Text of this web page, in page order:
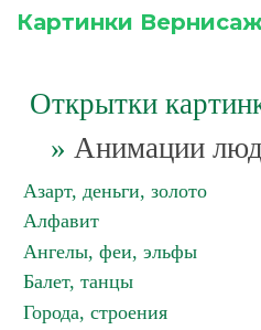
Картинки
Открытки
» Анимации
Азарт, деньги, золото
Алфавит
Ангелы, феи, эльфы
Балет, танцы
Города, строения